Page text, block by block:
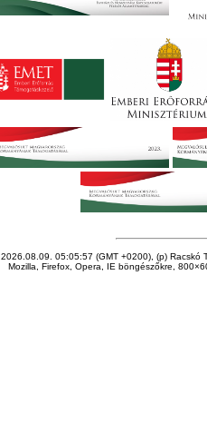
2026.08.09. 05:05:57 (GMT +0200), (p) Racskó
Mozilla, Firefox, Opera, IE böngészőkre,